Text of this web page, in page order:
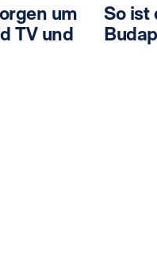
um
TV und
So ist